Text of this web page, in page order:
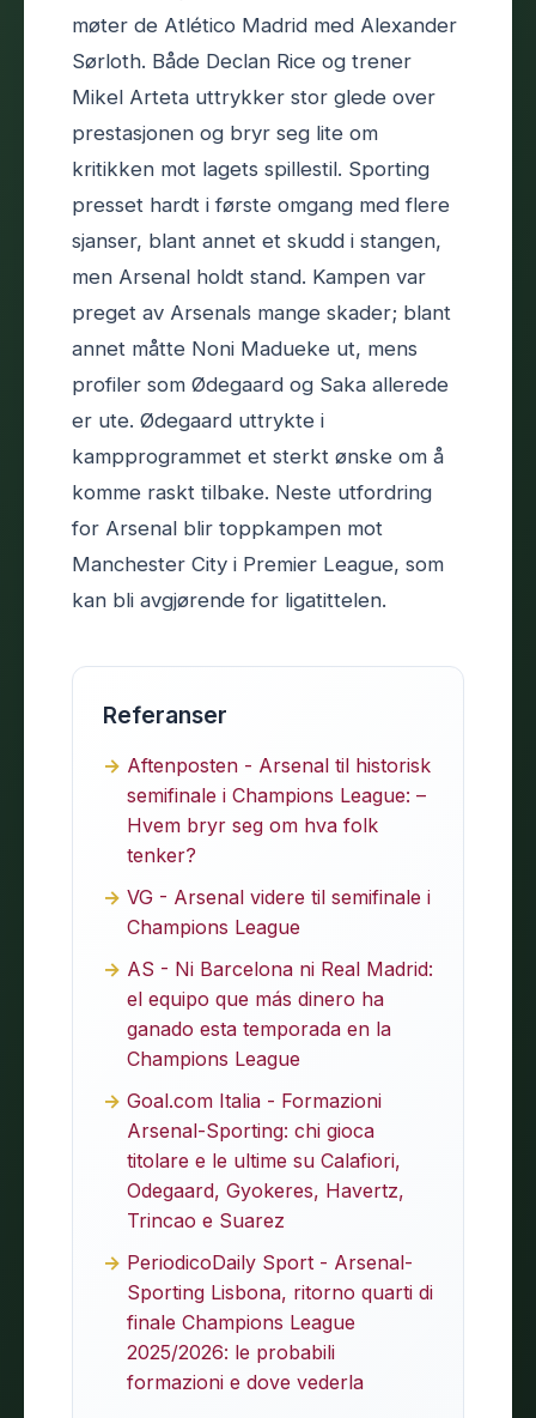
møter de Atlético Madrid med Alexander
Sørloth. Både Declan Rice og trener
Mikel Arteta uttrykker stor glede over
prestasjonen og bryr seg lite om
kritikken mot lagets spillestil. Sporting
presset hardt i første omgang med flere
sjanser, blant annet et skudd i stangen,
men Arsenal holdt stand. Kampen var
preget av Arsenals mange skader; blant
annet måtte Noni Madueke ut, mens
profiler som Ødegaard og Saka allerede
er ute. Ødegaard uttrykte i
kampprogrammet et sterkt ønske om å
komme raskt tilbake. Neste utfordring
for Arsenal blir toppkampen mot
Manchester City i Premier League, som
kan bli avgjørende for ligatittelen.
Referanser
Aftenposten - Arsenal til historisk
semifinale i Champions League: –
Hvem bryr seg om hva folk
tenker?
VG - Arsenal videre til semifinale i
Champions League
AS - Ni Barcelona ni Real Madrid:
el equipo que más dinero ha
ganado esta temporada en la
Champions League
Goal.com Italia - Formazioni
Arsenal-Sporting: chi gioca
titolare e le ultime su Calafiori,
Odegaard, Gyokeres, Havertz,
Trincao e Suarez
PeriodicoDaily Sport - Arsenal-
Sporting Lisbona, ritorno quarti di
finale Champions League
2025/2026: le probabili
formazioni e dove vederla